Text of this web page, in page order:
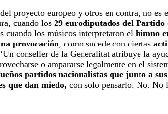
proyecto europeo y otros en contra, no es
cuando los 29 eurodiputados del
cuando los músicos interpretaron el himno
provocación, como sucede con ciertas
conseller de la Generalitat atribuye la
o ampararse legalmente en el
partidos nacionalistas que junto a
que dan miedo, con solo pensarlo. No. No